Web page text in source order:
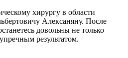
хирургу в области
Алексаняну. После
довольны не только
результатом.